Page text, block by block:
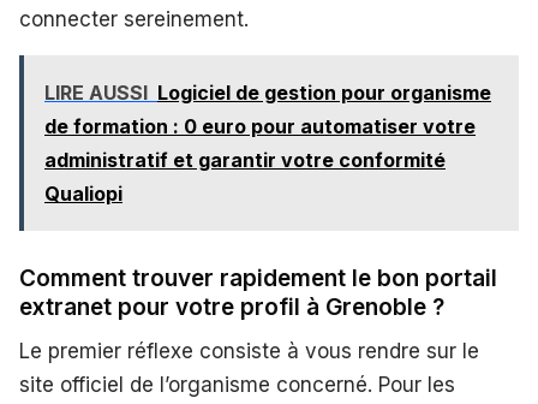
connecter sereinement.
LIRE AUSSI Logiciel de gestion pour organisme
de formation : 0 euro pour automatiser votre
administratif et garantir votre conformité
Qualiopi
Comment trouver rapidement le bon portail
extranet pour votre profil à Grenoble ?
Le premier réflexe consiste à vous rendre sur le
site officiel de l’organisme concerné. Pour les